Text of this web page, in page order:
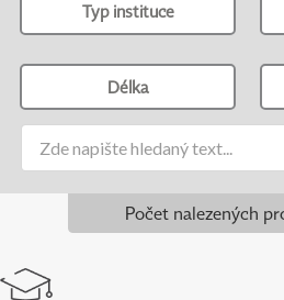
Typ instituce
Délka
Počet nalezených